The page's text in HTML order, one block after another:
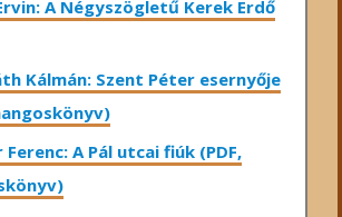
A Négyszögletű Kerek Erdő
Kálmán: Szent Péter esernyője
Ferenc: A Pál utcai fiúk (PDF,